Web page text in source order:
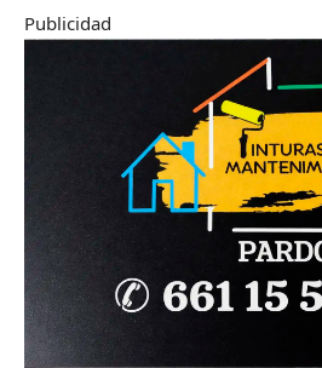
Publicidad